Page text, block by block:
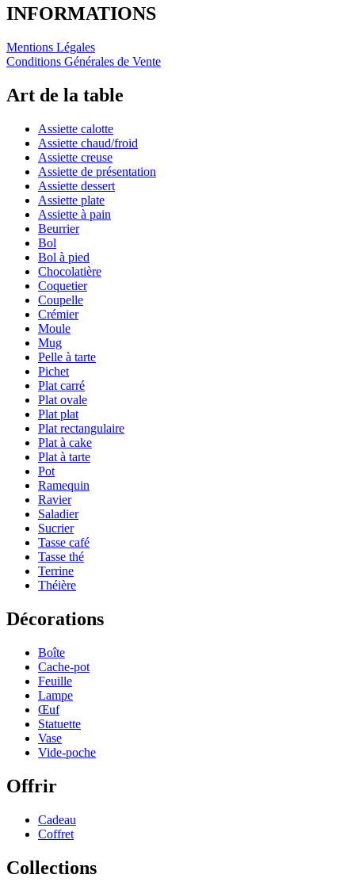
INFORMATIONS
Mentions Légales
Conditions Générales de Vente
Art de la table
Assiette calotte
Assiette chaud/froid
Assiette creuse
Assiette de présentation
Assiette dessert
Assiette plate
Assiette à pain
Beurrier
Bol
Bol à pied
Chocolatière
Coquetier
Coupelle
Crémier
Moule
Mug
Pelle à tarte
Pichet
Plat carré
Plat ovale
Plat plat
Plat rectangulaire
Plat à cake
Plat à tarte
Pot
Ramequin
Ravier
Saladier
Sucrier
Tasse café
Tasse thé
Terrine
Théière
Décorations
Boîte
Cache-pot
Feuille
Lampe
Œuf
Statuette
Vase
Vide-poche
Offrir
Cadeau
Coffret
Collections